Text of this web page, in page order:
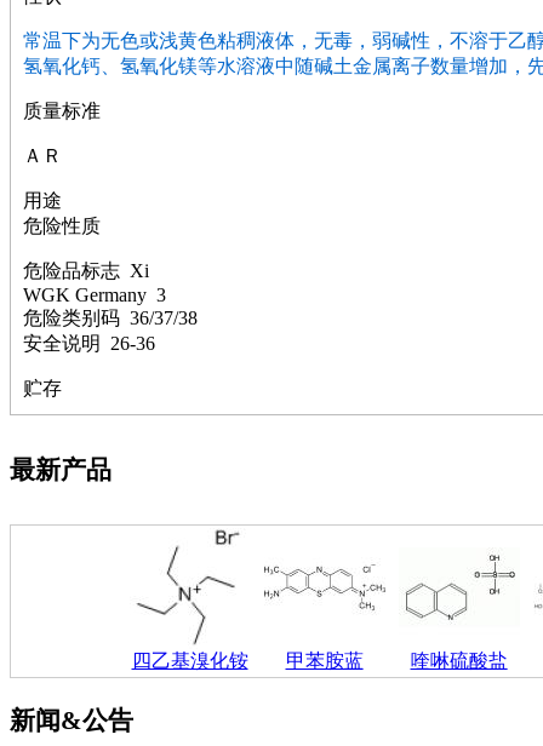
林
醚
脒
钠
钼
铌
脲
宁
铍
嘌呤
其它
铅
嗪
炔
噻吩
砷
酸
钛
钽
常温下为无色或浅黄色粘稠液体，无毒，弱碱性，不溶于乙
氢氧化钙、氢氧化镁等水溶液中随碱土金属离子数量增加，
质量标准
ＡＲ
用途
危险性质
危险品标志 Xi
WGK Germany 3
危险类别码 36/37/38
安全说明 26-36
贮存
最新产品
四乙基溴化铵 甲苯胺蓝 喹啉硫酸盐
新闻&公告